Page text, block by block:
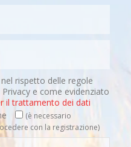
rispetto delle regole
e come evidenziato
il trattamento dei dati
(è necessario
con la registrazione)